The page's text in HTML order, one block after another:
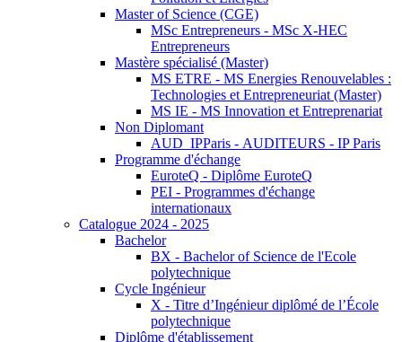
Master of Science (CGE)
MSc Entrepreneurs - MSc X-HEC
Entrepreneurs
Mastère spécialisé (Master)
MS ETRE - MS Energies Renouvelables :
Technologies et Entrepreneuriat (Master)
MS IE - MS Innovation et Entreprenariat
Non Diplomant
AUD_IPParis - AUDITEURS - IP Paris
Programme d'échange
EuroteQ - Diplôme EuroteQ
PEI - Programmes d'échange
internationaux
Catalogue 2024 - 2025
Bachelor
BX - Bachelor of Science de l'Ecole
polytechnique
Cycle Ingénieur
X - Titre d’Ingénieur diplômé de l’École
polytechnique
Diplôme d'établissement